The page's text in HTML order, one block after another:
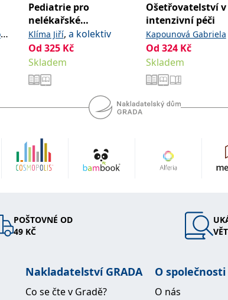
Pediatrie pro
nelékařské
zdravotnické obory
Klíma Jiří, a kolektiv
Od 325 Kč
Skladem
Ošetřovatelství v
intenzivní péči
Kapounová Gabriela
Od 324 Kč
Skladem
POŠTOVNÉ OD
49 KČ
Nakladatelství GRADA
Co se čte v Gradě?
O společnosti
O nás